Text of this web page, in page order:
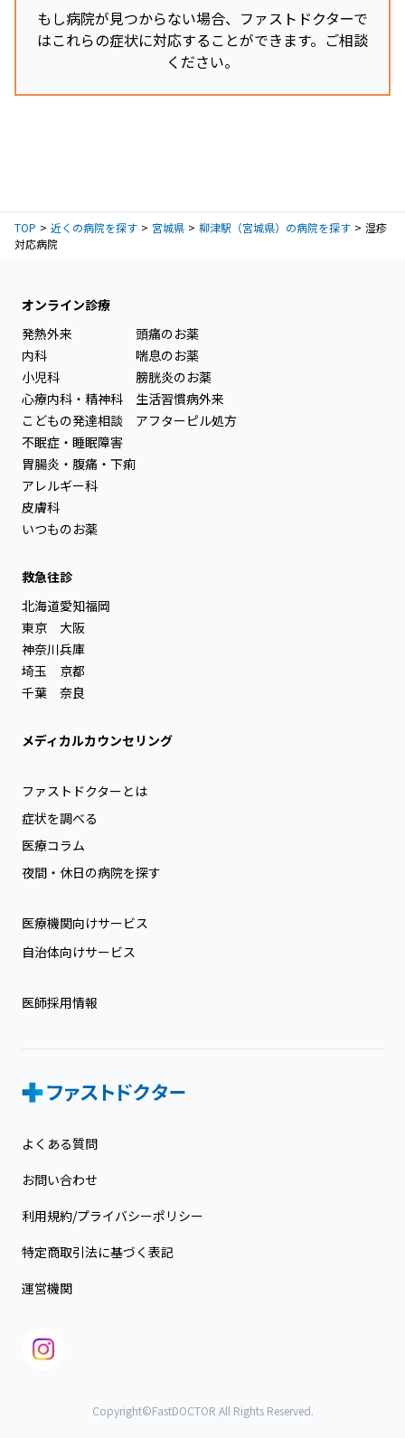
もし病院が見つからない場合、ファストドクターで
はこれらの症状に対応することができます。ご相談
ください。
TOP 近くの病院を探す 宮城県 柳津駅（宮城県）の病院を探す
湿疹
対応病院
オンライン診療
発熱外来
内科
小児科
心療内科・精神科
こどもの発達相談
不眠症・睡眠障害
胃腸炎・腹痛・下痢
アレルギー科
皮膚科
いつものお薬
頭痛のお薬
喘息のお薬
膀胱炎のお薬
生活習慣病外来
アフターピル処方
救急往診
北海道
東京
神奈川
埼玉
千葉
愛知
大阪
兵庫
京都
奈良
福岡
メディカルカウンセリング
ファストドクターとは
症状を調べる
医療コラム
夜間・休日の病院を探す
医療機関向けサービス
自治体向けサービス
医師採用情報
よくある質問
お問い合わせ
利用規約/プライバシーポリシー
特定商取引法に基づく表記
運営機関
Copyright©FastDOCTOR All Rights Reserved.